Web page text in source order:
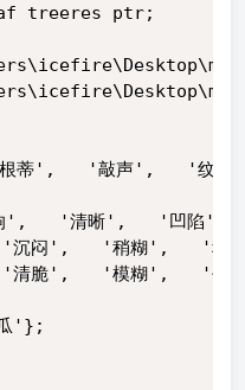
treeres ptr;
蒂',   '敲声',   '纹
',   '清晰',   '凹陷',
闷',   '稍糊',   '稍
清脆',   '模糊',   '
'};